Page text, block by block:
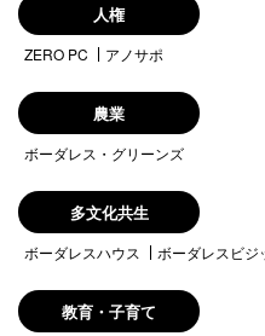
人権
ZERO PC アノサポ
農業
ボーダレス・グリーンズ
多文化共生
ボーダレスハウス ボーダレスビジ
教育・子育て